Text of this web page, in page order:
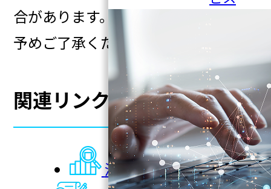
合があります。
予めご了承ください。
関連リンク
決算短信等